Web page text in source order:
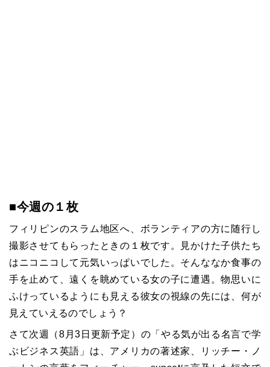
■今週の１枚
フィリピンのスラム地区へ、ボランティアの方に随行し
撮影させてもらったときの１枚です。見かけた子供たち
はニコニコして元気いっぱいでした。そんななか食事の
手を止めて、遠くを眺めている女の子に遭遇。物思いに
ふけっているようにも見える彼女の視線の先には、何が
見えていえるのでしょう？
さて次週（8月3日更新予定）の「やる気が出る名言で学
ぶビジネス英語」は、アメリカの著述家、リッチー・ノ